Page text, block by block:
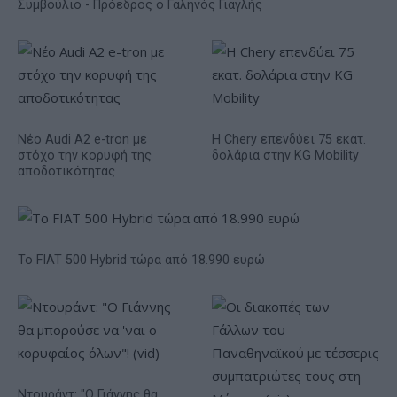
Συμβούλιο - Πρόεδρος ο Γαληνός Γιαγλής
Νέο Audi A2 e-tron με
στόχο την κορυφή της
αποδοτικότητας
Η Chery επενδύει 75 εκατ.
δολάρια στην KG Mobility
Το FIAT 500 Hybrid τώρα από 18.990 ευρώ